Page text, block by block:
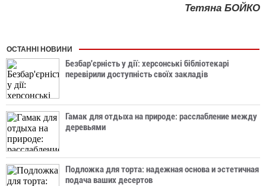
Тетяна БОЙКО
ОСТАННІ НОВИНИ
Безбар'єрність у дії: херсонські бібліотекарі
перевірили доступність своїх закладів
Гамак для отдыха на природе: расслабление между
деревьями
Подложка для торта: надежная основа и эстетичная
подача ваших десертов